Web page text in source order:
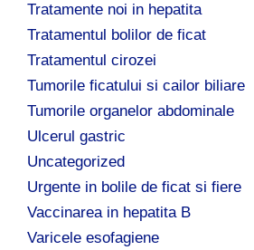
Tratamente noi in hepatita
Tratamentul bolilor de ficat
Tratamentul cirozei
Tumorile ficatului si cailor biliare
Tumorile organelor abdominale
Ulcerul gastric
Uncategorized
Urgente in bolile de ficat si fiere
Vaccinarea in hepatita B
Varicele esofagiene